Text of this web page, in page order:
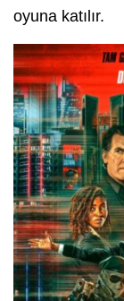
oyuna katılır.